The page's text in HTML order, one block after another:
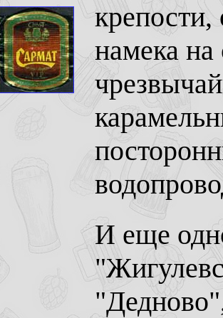
крепости,
намека на
И еще